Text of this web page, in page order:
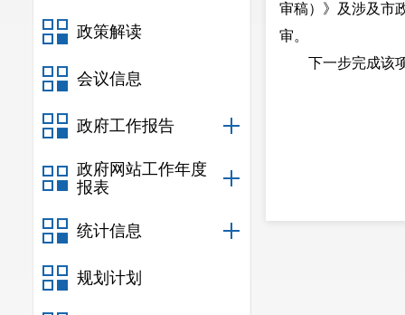
政策解读
会议信息
政府工作报告
政府网站工作年度
报表
统计信息
规划计划
审稿）》及涉及市
审。
下一步完成该